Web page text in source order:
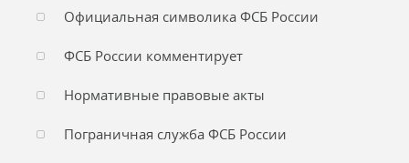
Официальная символика ФСБ России
ФСБ России комментирует
Нормативные правовые акты
Пограничная служба ФСБ России